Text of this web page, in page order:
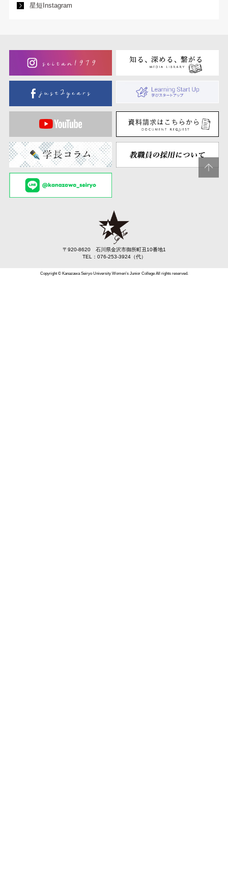
星短Instagram
〒920-8620 石川県金沢市御所町丑10番地1
TEL：076-253-3924（代）
Copyright © Kanazawa Seiryo University Women’s Junior College All rights reserved.